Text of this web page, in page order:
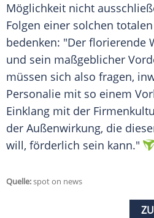
Möglichkeit nicht
Folgen einer solchen
bedenken: "Der florierende
und sein maßgeblicher
müssen sich also fragen,
Personalie mit so einem
Einklang mit der
der Außenwirkung, die
will, förderlich sein kann."
Quelle:spot on news